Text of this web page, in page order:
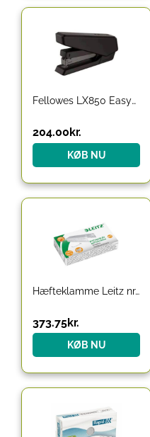
Fellowes LX850 EasyPress
204.00kr.
KØB NU
Hæfteklamme Leitz nr. 10, 1000stk/pak
373.75kr.
KØB NU